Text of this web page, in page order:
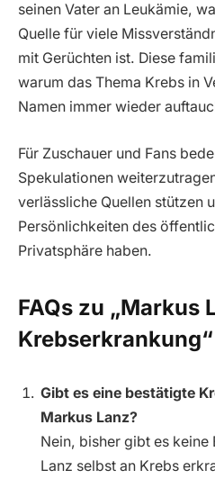
seinen Vater an Leukämie,
Quelle für viele
mit Gerüchten ist. Diese
warum das Thema Krebs in
Namen immer wieder
Für Zuschauer und Fans
Spekulationen
verlässliche Quellen stützen
Persönlichkeiten des
Privatsphäre haben.
FAQs zu „Markus
Krebserkrankung“
Gibt es eine bestätigte
Markus Lanz?
Nein, bisher gibt es
Lanz selbst an Krebs